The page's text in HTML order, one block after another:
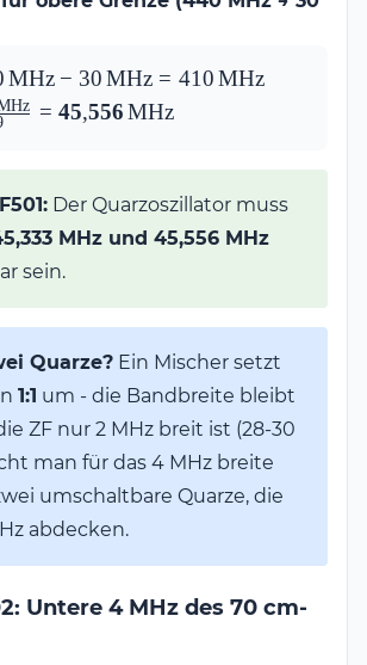
=
=
MHz − 30MHz = 410MHz
= 45,556 MHz
Der Quarzoszillator muss
MHz und 45,556 MHz
sein.
Quarze? Ein Mischer setzt
1:1 um - die Bandbreite bleibt
ZF nur 2 MHz breit ist (28-30
man für das 4 MHz breite
umschaltbare Quarze, die
abdecken.
Untere 4 MHz des 70 cm-